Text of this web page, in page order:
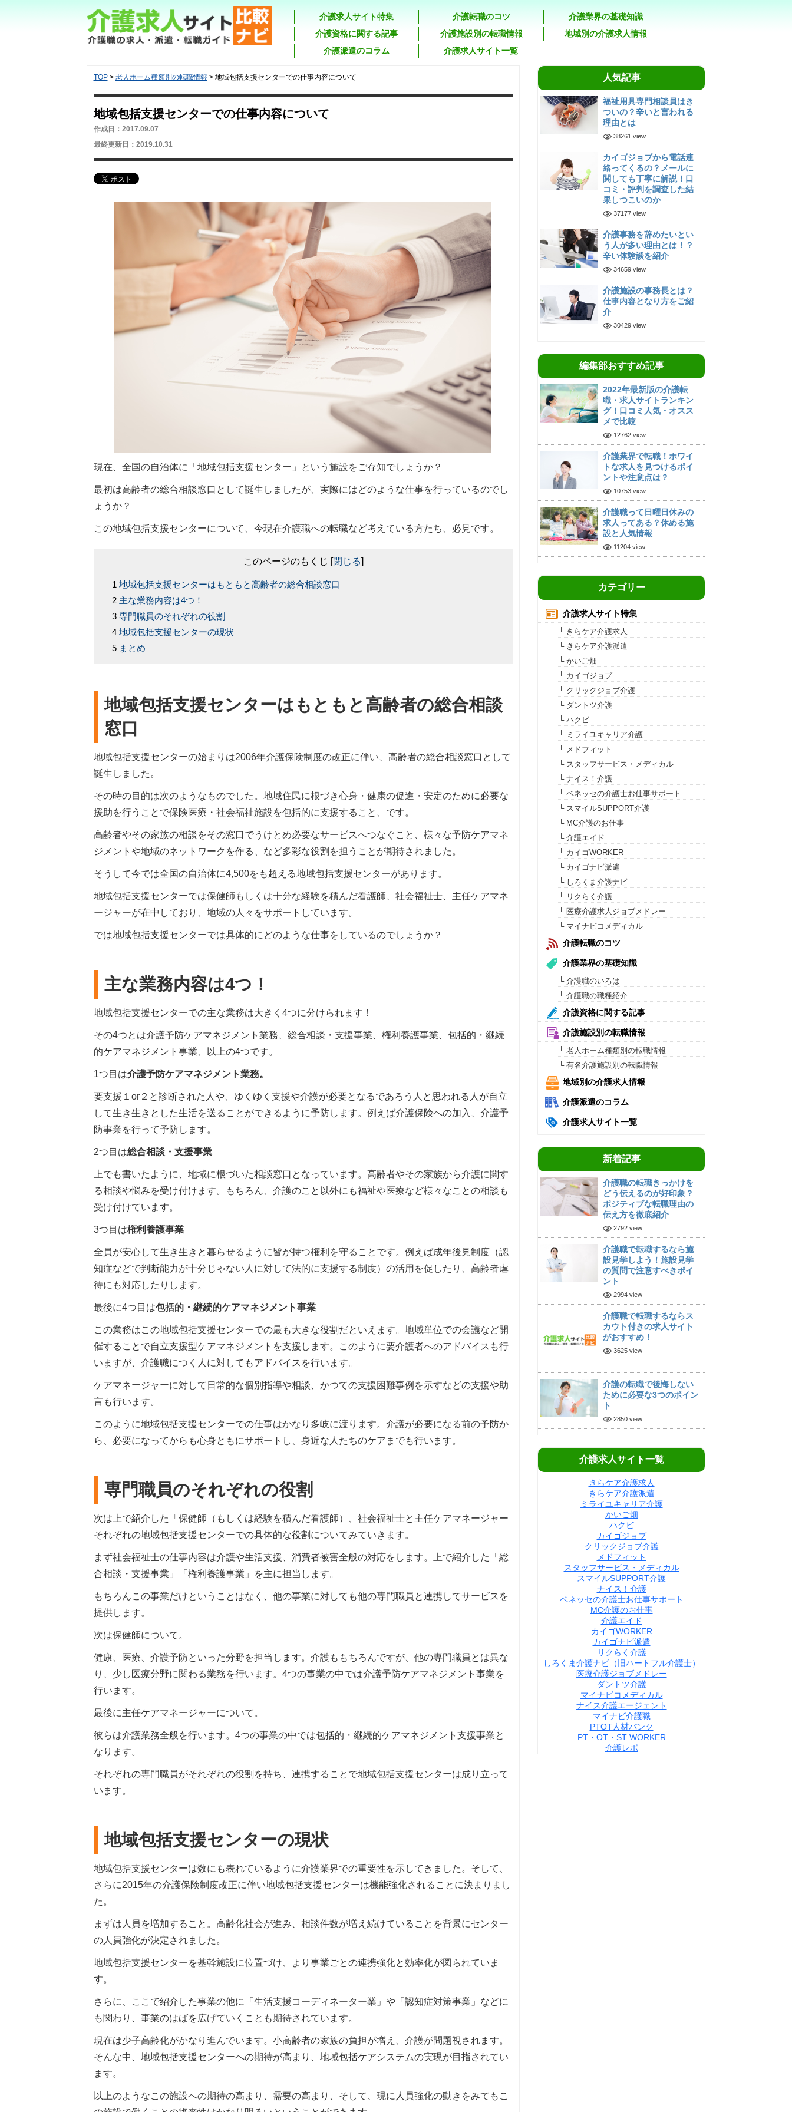
介護求人サイト特集 介護転職のコツ
介護業界の基礎知識
介護資格に関する記事
介護施設別の転職情報
地域別の介護求人情報
介護派遣のコラム
介護求人サイト一覧
TOP> 老人ホーム種類別の転職情報 > 地域包括支援センターでの仕事内容について
地域包括支援センターでの仕事内容について
作成日：2017.09.07
最終更新日：2019.10.31
現在、全国の自治体に「地域包括支援センター」という施設をご存知でしょうか？
最初は高齢者の総合相談窓口として誕生しましたが、実際にはどのような仕事を行っているのでし
ょうか？
この地域包括支援センターについて、今現在介護職への転職など考えている方たち、必見です。
このページのもくじ [閉じる]
地域包括支援センターはもともと高齢者の総合相談窓口
主な業務内容は4つ！
専門職員のそれぞれの役割
地域包括支援センターの現状
まとめ
地域包括支援センターはもともと高齢者の総合相談
窓口
地域包括支援センターの始まりは2006年介護保険制度の改正に伴い、高齢者の総合相談窓口として
誕生しました。
その時の目的は次のようなものでした。地域住民に根づき心身・健康の促進・安定のために必要な
援助を行うことで保険医療・社会福祉施設を包括的に支援すること、です。
高齢者やその家族の相談をその窓口でうけとめ必要なサービスへつなぐこと、様々な予防ケアマネ
ジメントや地域のネットワークを作る、など多彩な役割を担うことが期待されました。
そうして今では全国の自治体に4,500をも超える地域包括支援センターがあります。
地域包括支援センターでは保健師もしくは十分な経験を積んだ看護師、社会福祉士、主任ケアマネ
ージャーが在中しており、地域の人々をサポートしています。
では地域包括支援センターでは具体的にどのような仕事をしているのでしょうか？
主な業務内容は4つ！
地域包括支援センターでの主な業務は大きく4つに分けられます！
その4つとは介護予防ケアマネジメント業務、総合相談・支援事業、権利養護事業、包括的・継続
的ケアマネジメント事業、以上の4つです。
1つ目は介護予防ケアマネジメント業務。
要支援１or２と診断された人や、ゆくゆく支援や介護が必要となるであろう人と思われる人が自立
して生き生きとした生活を送ることができるように予防します。例えば介護保険への加入、介護予
防事業を行って予防します。
2つ目は総合相談・支援事業
上でも書いたように、地域に根づいた相談窓口となっています。高齢者やその家族から介護に関す
る相談や悩みを受け付けます。もちろん、介護のこと以外にも福祉や医療など様々なことの相談も
受け付けています。
3つ目は権利養護事業
全員が安心して生き生きと暮らせるように皆が持つ権利を守ることです。例えば成年後見制度（認
知症などで判断能力が十分じゃない人に対して法的に支援する制度）の活用を促したり、高齢者虐
待にも対応したりします。
最後に4つ目は包括的・継続的ケアマネジメント事業
この業務はこの地域包括支援センターでの最も大きな役割だといえます。地域単位での会議など開
催することで自立支援型ケアマネジメントを支援します。このように要介護者へのアドバイスも行
いますが、介護職につく人に対してもアドバイスを行います。
ケアマネージャーに対して日常的な個別指導や相談、かつての支援困難事例を示すなどの支援や助
言も行います。
このように地域包括支援センターでの仕事はかなり多岐に渡ります。介護が必要になる前の予防か
ら、必要になってからも心身ともにサポートし、身近な人たちのケアまでも行います。
専門職員のそれぞれの役割
次は上で紹介した「保健師（もしくは経験を積んだ看護師）、社会福祉士と主任ケアマネージャー
それぞれの地域包括支援センターでの具体的な役割についてみていきます。
まず社会福祉士の仕事内容は介護や生活支援、消費者被害全般の対応をします。上で紹介した「総
合相談・支援事業」「権利養護事業」を主に担当します。
もちろんこの事業だけということはなく、他の事業に対しても他の専門職員と連携してサービスを
提供します。
次は保健師について。
健康、医療、介護予防といった分野を担当します。介護ももちろんですが、他の専門職員とは異な
り、少し医療分野に関わる業務を行います。4つの事業の中では介護予防ケアマネジメント事業を
行います。
最後に主任ケアマネージャーについて。
彼らは介護業務全般を行います。4つの事業の中では包括的・継続的ケアマネジメント支援事業と
なります。
それぞれの専門職員がそれぞれの役割を持ち、連携することで地域包括支援センターは成り立って
います。
地域包括支援センターの現状
地域包括支援センターは数にも表れているように介護業界での重要性を示してきました。そして、
さらに2015年の介護保険制度改正に伴い地域包括支援センターは機能強化されることに決まりまし
た。
まずは人員を増加すること。高齢化社会が進み、相談件数が増え続けていることを背景にセンター
の人員強化が決定されました。
地域包括支援センターを基幹施設に位置づけ、より事業ごとの連携強化と効率化が図られていま
す。
さらに、ここで紹介した事業の他に「生活支援コーディネーター業」や「認知症対策事業」などに
も関わり、事業のはばを広げていくことも期待されています。
現在は少子高齢化がかなり進んでいます。小高齢者の家族の負担が増え、介護が問題視されます。
そんな中、地域包括支援センターへの期待が高まり、地域包括ケアシステムの実現が目指されてい
ます。
以上のようなこの施設への期待の高まり、需要の高まり、そして、現に人員強化の動きをみてもこ
人気記事
福祉用具専門相談員はき
ついの？辛いと言われる
理由とは
38261 view
カイゴジョブから電話連
絡ってくるの？メールに
関しても丁寧に解説！口
コミ・評判を調査した結
果しつこいのか
37177 view
介護事務を辞めたいとい
う人が多い理由とは！？
辛い体験談を紹介
34659 view
介護施設の事務長とは？
仕事内容となり方をご紹
介
30429 view
編集部おすすめ記事
2022年最新版の介護転
職・求人サイトランキン
グ！口コミ人気・オスス
メで比較
12762 view
介護業界で転職！ホワイ
トな求人を見つけるポイ
ントや注意点は？
10753 view
介護職って日曜日休みの
求人ってある？休める施
設と人気情報
11204 view
カテゴリー
介護求人サイト特集
└ きらケア介護求人
└ きらケア介護派遣
└ かいご畑
└ カイゴジョブ
└ クリックジョブ介護
└ ダントツ介護
└ ハクビ
└ ミライユキャリア介護
└ メドフィット
└ スタッフサービス・メディカル
└ ナイス！介護
└ ベネッセの介護士お仕事サポート
└ スマイルSUPPORT介護
└ MC介護のお仕事
└ 介護エイド
└ カイゴWORKER
└ カイゴナビ派遣
└ しろくま介護ナビ
└ リクらく介護
└ 医療介護求人ジョブメドレー
└ マイナビコメディカル
介護転職のコツ
介護業界の基礎知識
└ 介護職のいろは
└ 介護職の職種紹介
介護資格に関する記事
介護施設別の転職情報
└ 老人ホーム種類別の転職情報
└ 有名介護施設別の転職情報
地域別の介護求人情報
介護派遣のコラム
介護求人サイト一覧
新着記事
介護職の転職きっかけを
どう伝えるのが好印象？
ポジティブな転職理由の
伝え方を徹底紹介
2792 view
介護職で転職するなら施
設見学しよう！施設見学
の質問で注意すべきポイ
ント
2994 view
介護職で転職するならス
カウト付きの求人サイト
がおすすめ！
3625 view
介護の転職で後悔しない
ために必要な3つのポイン
ト
2850 view
介護求人サイト一覧
きらケア介護求人
きらケア介護派遣
ミライユキャリア介護
かいご畑
ハクビ
カイゴジョブ
クリックジョブ介護
メドフィット
スタッフサービス・メディカル
スマイルSUPPORT介護
ナイス！介護
ベネッセの介護士お仕事サポート
MC介護のお仕事
介護エイド
カイゴWORKER
カイゴナビ派遣
リクらく介護
しろくま介護ナビ（旧ハートフル介護士）
医療介護ジョブメドレー
ダントツ介護
マイナビコメディカル
ナイス介護エージェント
マイナビ介護職
PTOT人材バンク
PT・OT・ST WORKER
介護レポ